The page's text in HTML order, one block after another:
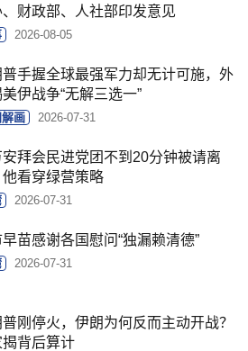
、财政部、人社部印发意见
2026-08-05
普手握全球最强军力却无计可施，外
伊战争“无解三选一”
画 2026-07-31
安拜会民进党团不到20分钟被请离
他看穿绿营策略
2026-07-31
苗感谢各国慰问“独漏赖清德”
2026-07-31
刚停火，伊朗为何反而主动开战？
揭背后算计